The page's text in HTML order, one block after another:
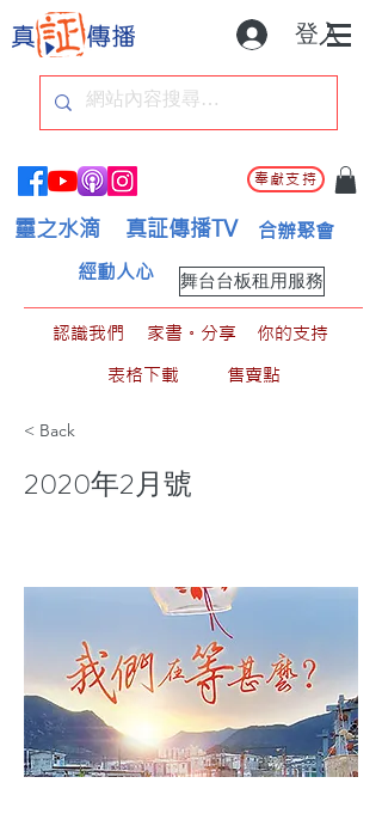
登入
奉獻支持
靈之水滴 真証傳播TV 合辦聚會
舞台台板租用服務
經動人心
認識我們 家書。分享
你的支持
表格下載
售賣點
< Back
2020年2月號